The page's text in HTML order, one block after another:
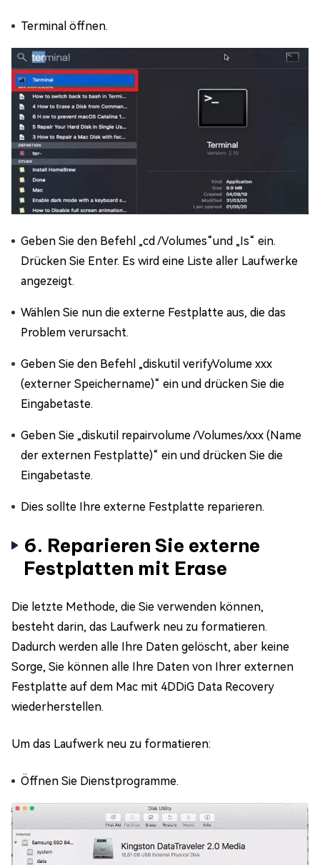
Terminal öffnen.
Geben Sie den Befehl „cd /Volumes“und „Is“ ein.
Drücken Sie Enter. Es wird eine Liste aller Laufwerke
angezeigt.
Wählen Sie nun die externe Festplatte aus, die das
Problem verursacht.
Geben Sie den Befehl „diskutil verifyVolume xxx
(externer Speichername)“ ein und drücken Sie die
Eingabetaste.
Geben Sie „diskutil repairvolume /Volumes/xxx (Name
der externen Festplatte)“ ein und drücken Sie die
Eingabetaste.
Dies sollte Ihre externe Festplatte reparieren.
6. Reparieren Sie externe
Festplatten mit Erase
Die letzte Methode, die Sie verwenden können,
besteht darin, das Laufwerk neu zu formatieren.
Dadurch werden alle Ihre Daten gelöscht, aber keine
Sorge, Sie können alle Ihre Daten von Ihrer externen
Festplatte auf dem Mac mit 4DDiG Data Recovery
wiederherstellen.
Um das Laufwerk neu zu formatieren:
Öffnen Sie Dienstprogramme.